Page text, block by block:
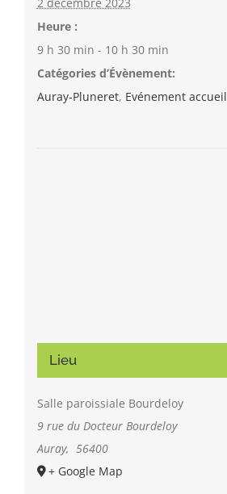
Heure :
9 h 30 min - 10 h 30 min
Catégories d’Évènement:
Auray-Pluneret, Evénement accueil
Lieu
Salle paroissiale Bourdeloy
9 rue du Docteur Bourdeloy
Auray, 56400
+ Google Map